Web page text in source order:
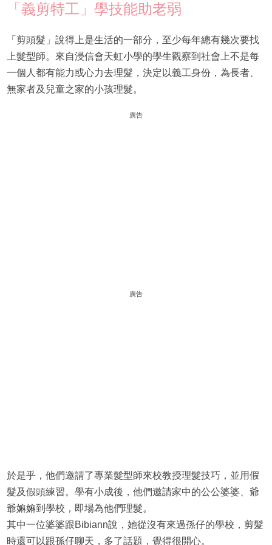
「義剪特工」學技能助老弱
「剪頭髮」說得上是生活的一部分，至少每年總有幾次要找
上髮型師。來自浸信會天虹小學的學生觀察到社會上不是每
一個人都有能力或心力去理髮，決定以義工身份，為長者、
無家者及兒童之家的小孩理髮。
廣告
廣告
於是乎，他們邀請了專業髮型師來校教授理髮技巧，並用假
髮及假頭練習。學有小成後，他們邀請家中的公公婆婆、爺
爺嫲嫲到學校，即場為他們理髮。
其中一位婆婆跟Bibiann說，她從沒有來過孫仔的學校，剪髮
時還可以跟孫仔聊天，多了話題，覺得很開心。